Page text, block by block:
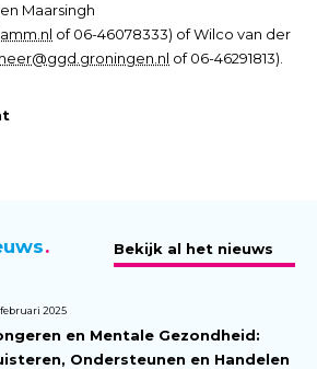
Maarsingh
of 06-46078333) of Wilco van der
of 06-46291813).
Bekijk al het nieuws
2025
en Mentale Gezondheid:
Ondersteunen en Handelen